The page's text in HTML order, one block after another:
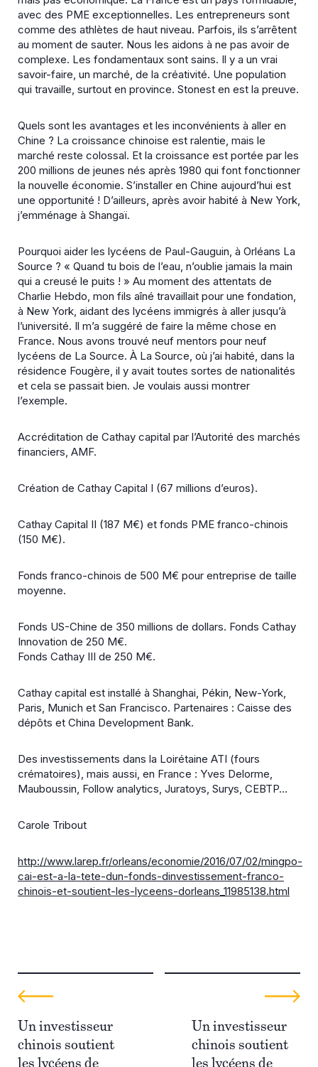
avec des PME exceptionnelles. Les entrepreneurs sont
comme des athlètes de haut niveau. Parfois, ils s’arrêtent
au moment de sauter. Nous les aidons à ne pas avoir de
complexe. Les fondamentaux sont sains. Il y a un vrai
savoir-faire, un marché, de la créativité. Une population
qui travaille, surtout en province. Stonest en est la preuve.
Quels sont les avantages et les inconvénients à aller en
Chine ? La croissance chinoise est ralentie, mais le
marché reste colossal. Et la croissance est portée par les
200 millions de jeunes nés après 1980 qui font fonctionner
la nouvelle économie. S’installer en Chine aujourd’hui est
une opportunité ! D’ailleurs, après avoir habité à New York,
j’emménage à Shangaï.
Pourquoi aider les lycéens de Paul-Gauguin, à Orléans La
Source ? « Quand tu bois de l’eau, n’oublie jamais la main
qui a creusé le puits ! » Au moment des attentats de
Charlie Hebdo, mon fils aîné travaillait pour une fondation,
à New York, aidant des lycéens immigrés à aller jusqu’à
l’université. Il m’a suggéré de faire la même chose en
France. Nous avons trouvé neuf mentors pour neuf
lycéens de La Source. À La Source, où j’ai habité, dans la
résidence Fougère, il y avait toutes sortes de nationalités
et cela se passait bien. Je voulais aussi montrer
l’exemple.
Accréditation de Cathay capital par l’Autorité des marchés
financiers, AMF.
Création de Cathay Capital I (67 millions d’euros).
Cathay Capital II (187 M€) et fonds PME franco-chinois
(150 M€).
Fonds franco-chinois de 500 M€ pour entreprise de taille
moyenne.
Fonds US-Chine de 350 millions de dollars. Fonds Cathay
Innovation de 250 M€.
Fonds Cathay III de 250 M€.
Cathay capital est installé à Shanghai, Pékin, New-York,
Paris, Munich et San Francisco. Partenaires : Caisse des
dépôts et China Development Bank.
Des investissements dans la Loirétaine ATI (fours
crématoires), mais aussi, en France : Yves Delorme,
Mauboussin, Follow analytics, Juratoys, Surys, CEBTP…
Carole Tribout
http://www.larep.fr/orleans/economie/2016/07/02/mingpo-
cai-est-a-la-tete-dun-fonds-dinvestissement-franco-
chinois-et-soutient-les-lyceens-dorleans_11985138.html
Un investisseur
chinois soutient
les lycéens de
Un investisseur
chinois soutient
les lycéens de